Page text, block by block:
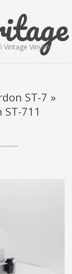
Vinyles
ST-7 »
711